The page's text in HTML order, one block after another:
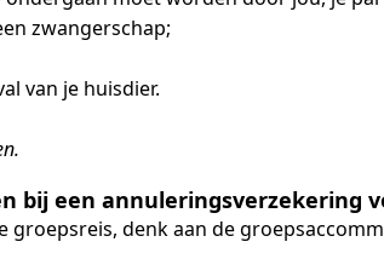
zwangerschap;
van je huisdier.
bij een annuleringsverzekering
groepsreis, denk aan de